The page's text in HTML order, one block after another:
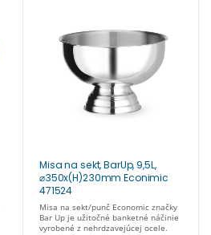
Misa na sekt, BarUp, 9,5L,
⌀350x(H)230mm Econimic
471524
Misa na sekt/punč Economic značky
Bar Up je užitočné banketné náčinie
vyrobené z nehrdzavejúcej ocele.